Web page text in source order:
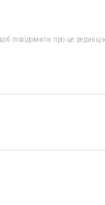
повідомити про це